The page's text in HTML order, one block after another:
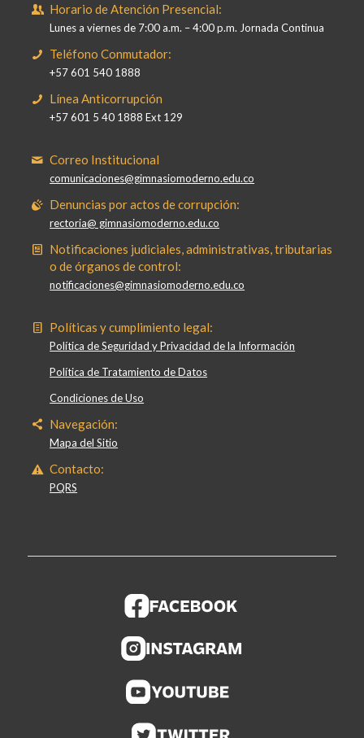
Horario de Atención Presencial:
Lunes a viernes de 7:00 a.m. – 4:00 p.m. Jornada Continua
Teléfono Conmutador:
+57 601 540 1888
Línea Anticorrupción
+57 601 5 40 1888 Ext 129
Correo Institucional
comunicaciones@gimnasiomoderno.edu.co
Denuncias por actos de corrupción:
rectoria@ gimnasiomoderno.edu.co
Notificaciones judiciales, administrativas, tributarias
o de órganos de control:
notificaciones@gimnasiomoderno.edu.co
Políticas y cumplimiento legal:
Política de Seguridad y Privacidad de la Información
Política de Tratamiento de Datos
Condiciones de Uso
Navegación:
Mapa del Sitio
Contacto:
PQRS